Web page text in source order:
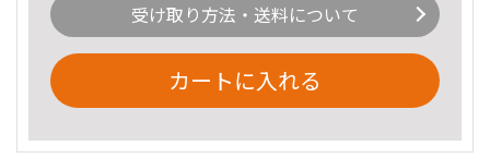
受け取り方法・送料について
カートに入れる